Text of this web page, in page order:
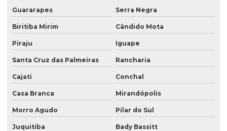
Guararapes Serra Negra
Biritiba Mirim Cândido Mota
Piraju Iguape
Santa Cruz das Palmeiras Rancharia
Cajati Conchal
Casa Branca Mirandópolis
Morro Agudo Pilar do Sul
Juquitiba Bady Bassitt